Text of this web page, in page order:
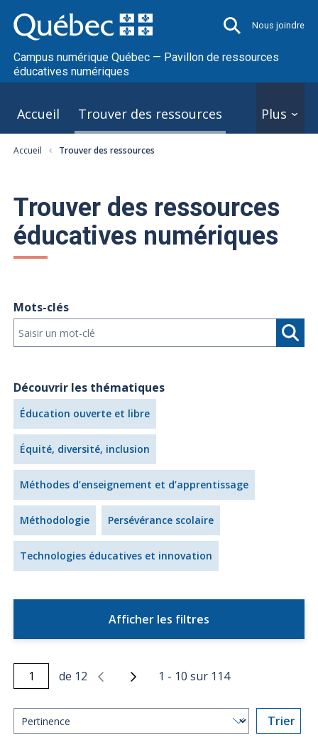
Nous joindre
Campus numérique Québec — Pavillon de ressources
éducatives numériques
Accueil Trouver des ressources Plus
Accueil Trouver des ressources
Trouver des ressources
éducatives numériques
Mots-clés
Découvrir les thématiques
Éducation ouverte et libre
Équité, diversité, inclusion
Méthodes d’enseignement et d’apprentissage
Méthodologie Persévérance scolaire
Technologies éducatives et innovation
Afficher les filtres
de 12 1 - 10 sur 114
Trier